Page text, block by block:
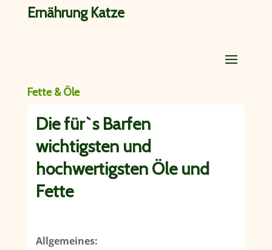
Ernährung Katze
Fette & Öle
Die für`s Barfen
wichtigsten und
hochwertigsten Öle und
Fette
Allgemeines: